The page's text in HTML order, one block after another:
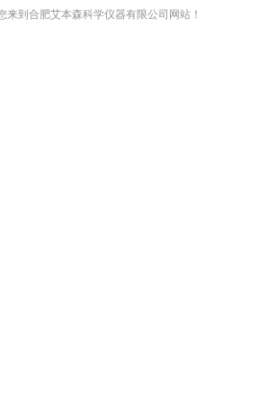
来到合肥艾本森科学仪器有限公司网站！